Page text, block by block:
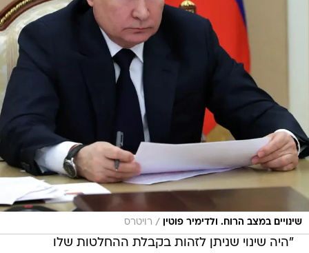
שינויים במצב הרוח. ולדימיר פוטין / רויטרס
"היה שינוי שניתן לזהות בקבלת ההחלטות שלו